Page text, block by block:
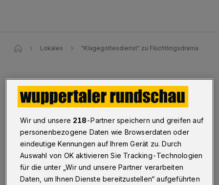
Lokales "Klagegottesdienst" zu Flüchtlingsdrama
"Klagegottesdienst" zu
Flüchtlingsdrama
Die tödlichen Flüchtlingsdramen im Mittelmeer
erschüttern Europa. Deshalb gestaltet Manfred
Rekowski, Präses der evangelischen Kirche im
Rheinland, am Samstag (25. April 2015) den
Minutengottesdienst in der City-Kirche Elberfeld
(Kirchplatz 2) als "Klagegottesdienst".
Wir und unsere 218-Partner speichern und greifen auf
personenbezogene Daten wie Browserdaten oder
eindeutige Kennungen auf Ihrem Gerät zu. Durch
Auswahl von OK aktivieren Sie Tracking-Technologien
für die unter „Wir und unsere Partner verarbeiten
Daten, um Ihnen Dienste bereitzustellen“ aufgeführten